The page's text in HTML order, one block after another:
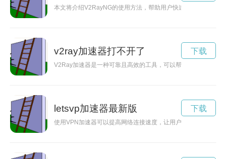
本文将介绍V2RayNG的使用方法，帮助用户快速了解并掌握该
v2ray加速器打不开了
V2Ray加速器是一种可靠且高效的工具，可以帮助用户实现更
下载
letsvp加速器最新版
使用VPN加速器可以提高网络连接速度，让用户更流畅地享受在
下载